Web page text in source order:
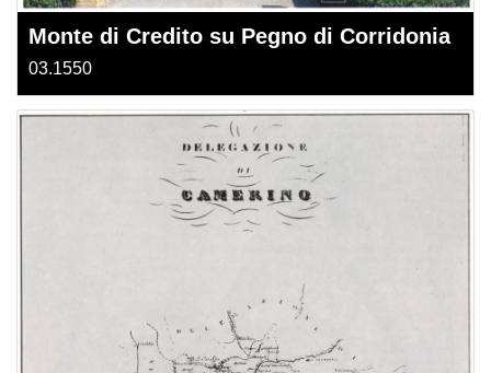
Monte di Credito su Pegno di Corridonia
03.1550